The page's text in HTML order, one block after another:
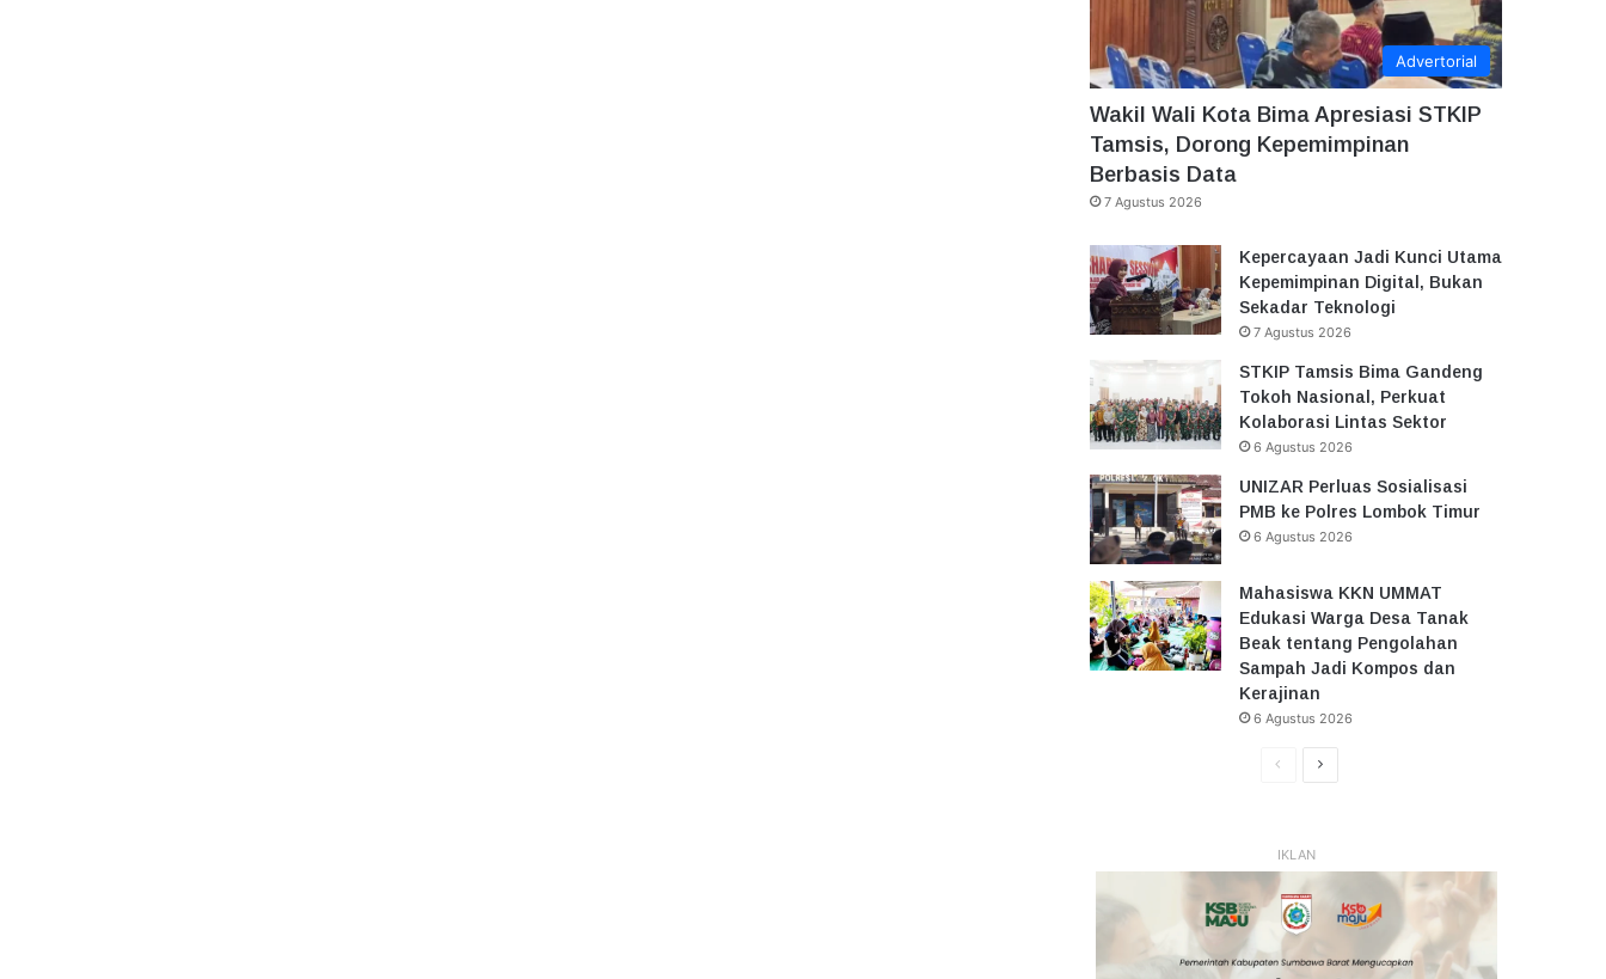
Advertorial
Wakil Wali Kota Bima Apresiasi STKIP
Tamsis, Dorong Kepemimpinan
Berbasis Data
7 Agustus 2026
Kepercayaan Jadi Kunci Utama
Kepemimpinan Digital, Bukan
Sekadar Teknologi
7 Agustus 2026
STKIP Tamsis Bima Gandeng
Tokoh Nasional, Perkuat
Kolaborasi Lintas Sektor
6 Agustus 2026
UNIZAR Perluas Sosialisasi
PMB ke Polres Lombok Timur
6 Agustus 2026
Mahasiswa KKN UMMAT
Edukasi Warga Desa Tanak
Beak tentang Pengolahan
Sampah Jadi Kompos dan
Kerajinan
6 Agustus 2026
HalamanHalaman
IKLAN